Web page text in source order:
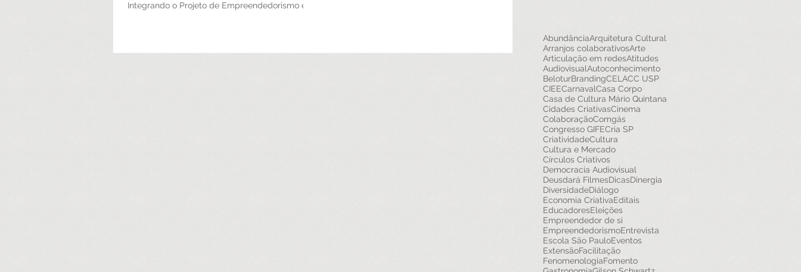
Integrando o Projeto de Empreendedorismo e
AbundânciaArquitetura Cultural
Arranjos colaborativosArte
Articulação em redesAtitudes
AudiovisualAutoconhecimento
BeloturBrandingCELACC USP
CIEECarnavalCasa Corpo
Casa de Cultura Mário Quintana
Cidades CriativasCinema
ColaboraçãoComgás
Congresso GIFECria SP
CriatividadeCultura
Cultura e Mercado
Círculos Criativos
Democracia Audiovisual
Deusdará FilmesDicasDinergia
DiversidadeDiálogo
Economia CriativaEditais
EducadoresEleições
Empreendedor de si
EmpreendedorismoEntrevista
Escola São PauloEventos
ExtensãoFacilitação
FenomenologiaFomento